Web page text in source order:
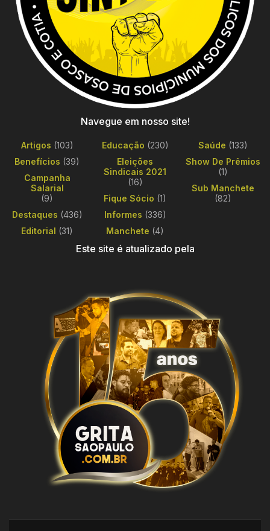
Navegue em nosso site!
Artigos (103)
Benefícios (39)
Campanha
Salarial
(9)
Destaques (436)
Editorial (31)
Educação (230)
Eleições
Sindicais 2021
(16)
Fique Sócio (1)
Informes (336)
Manchete (4)
Saúde (133)
Show De Prêmios
(1)
Sub Manchete
(82)
Este site é atualizado pela